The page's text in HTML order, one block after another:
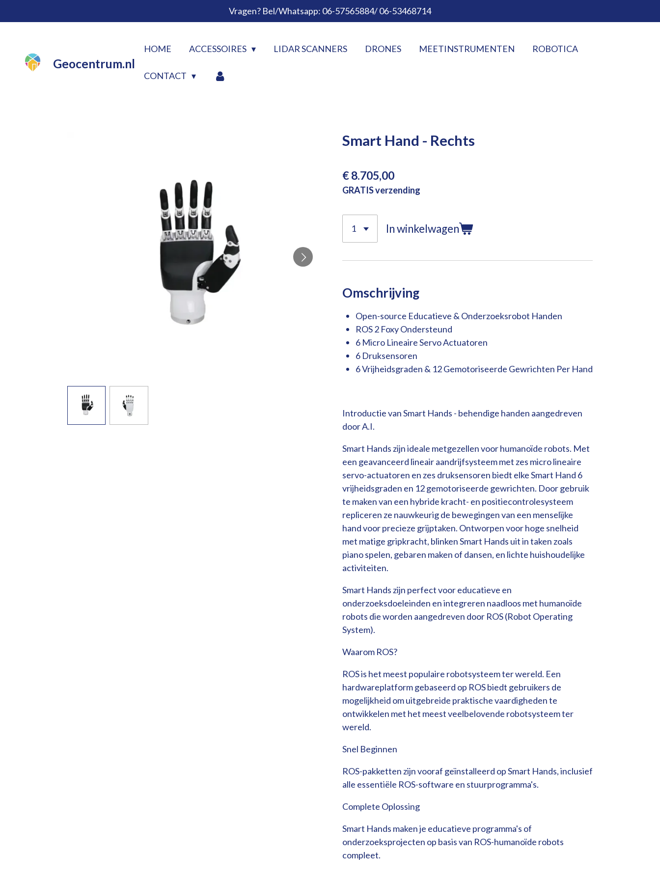
direct
hoofdinhoud
Vragen? Bel/Whatsapp: 06-57565884/ 06-53468714
Geocentrum.nl
HOME ACCESSOIRES LIDAR SCANNERS DRONES MEETINSTRUMENTEN ROBOTICA
CONTACT
Smart Hand - Rechts
€ 8.705,00
GRATIS verzending
In winkelwagen
Omschrijving
Open-source Educatieve & Onderzoeksrobot Handen
ROS 2 Foxy Ondersteund
6 Micro Lineaire Servo Actuatoren
6 Druksensoren
6 Vrijheidsgraden & 12 Gemotoriseerde Gewrichten Per Hand
Introductie van Smart Hands - behendige handen aangedreven
door A.I.
Smart Hands zijn ideale metgezellen voor humanoïde robots. Met
een geavanceerd lineair aandrijfsysteem met zes micro lineaire
servo-actuatoren en zes druksensoren biedt elke Smart Hand 6
vrijheidsgraden en 12 gemotoriseerde gewrichten. Door gebruik
te maken van een hybride kracht- en positiecontrolesysteem
repliceren ze nauwkeurig de bewegingen van een menselijke
hand voor precieze grijptaken. Ontworpen voor hoge snelheid
met matige gripkracht, blinken Smart Hands uit in taken zoals
piano spelen, gebaren maken of dansen, en lichte huishoudelijke
activiteiten.
Smart Hands zijn perfect voor educatieve en
onderzoeksdoeleinden en integreren naadloos met humanoïde
robots die worden aangedreven door ROS (Robot Operating
System).
Waarom ROS?
ROS is het meest populaire robotsysteem ter wereld. Een
hardwareplatform gebaseerd op ROS biedt gebruikers de
mogelijkheid om uitgebreide praktische vaardigheden te
ontwikkelen met het meest veelbelovende robotsysteem ter
wereld.
Snel Beginnen
ROS-pakketten zijn vooraf geïnstalleerd op Smart Hands, inclusief
alle essentiële ROS-software en stuurprogramma's.
Complete Oplossing
Smart Hands maken je educatieve programma's of
onderzoeksprojecten op basis van ROS-humanoïde robots
compleet.